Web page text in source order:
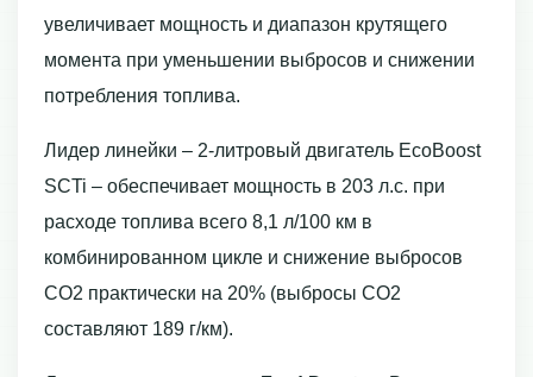
увеличивает мощность и диапазон крутящего
момента при уменьшении выбросов и снижении
потребления топлива.
Лидер линейки – 2-литровый двигатель EcoBoost
SCTi – обеспечивает мощность в 203 л.с. при
расходе топлива всего 8,1 л/100 км в
комбинированном цикле и снижение выбросов
СО2 практически на 20% (выбросы СО2
составляют 189 г/км).